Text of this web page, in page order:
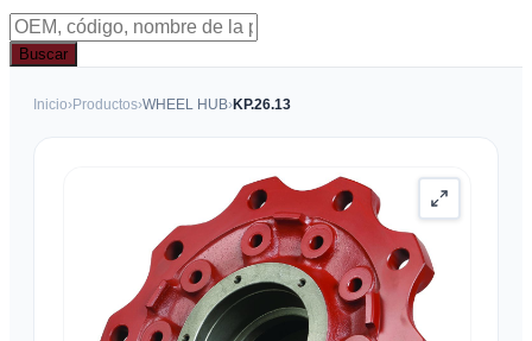
Buscar
Inicio›Productos›WHEEL HUB›KP.26.13